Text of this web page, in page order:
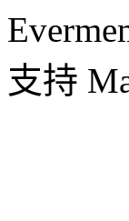
支持